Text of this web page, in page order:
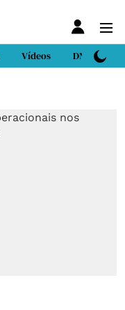
Vídeos DN Sport